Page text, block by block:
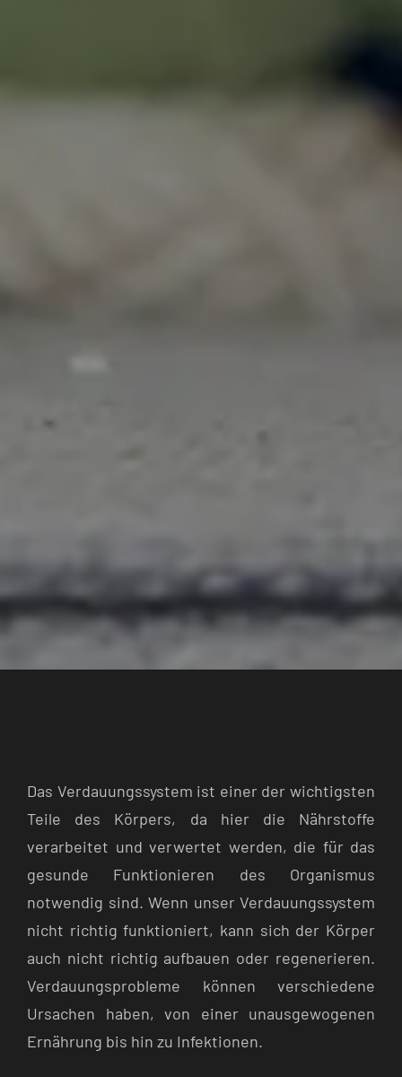
Das Verdauungssystem ist einer der wichtigsten
Teile des Körpers, da hier die Nährstoffe
verarbeitet und verwertet werden, die für das
gesunde Funktionieren des Organismus
notwendig sind. Wenn unser Verdauungssystem
nicht richtig funktioniert, kann sich der Körper
auch nicht richtig aufbauen oder regenerieren.
Verdauungsprobleme können verschiedene
Ursachen haben, von einer unausgewogenen
Ernährung bis hin zu Infektionen.